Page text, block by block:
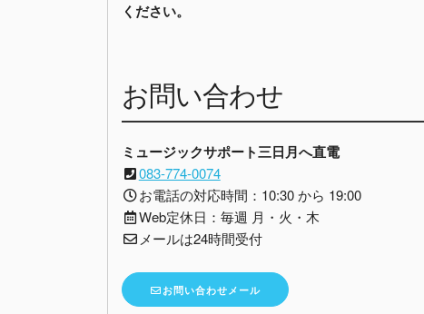
ください。
お問い合わせ
ミュージックサポート三日月へ直電
083-774-0074
お電話の対応時間：10:30 から 19:00
Web定休日：毎週 月・火・木
メールは24時間受付
お問い合わせメール